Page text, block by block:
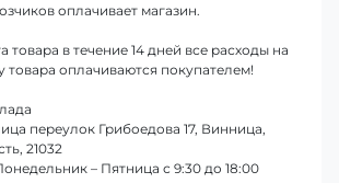
оплачивает магазин.
товара в течение 14 дней все расходы на
товара оплачиваются покупателем!
переулок Грибоедова 17, Винница,
21032
– Пятница с 9:30 до 18:00